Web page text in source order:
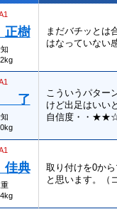
樹
まだバチッとは
はなっていな
了
こういうパター
けど出足はいい
自信度・・
典
取り付けを0か
と思います。